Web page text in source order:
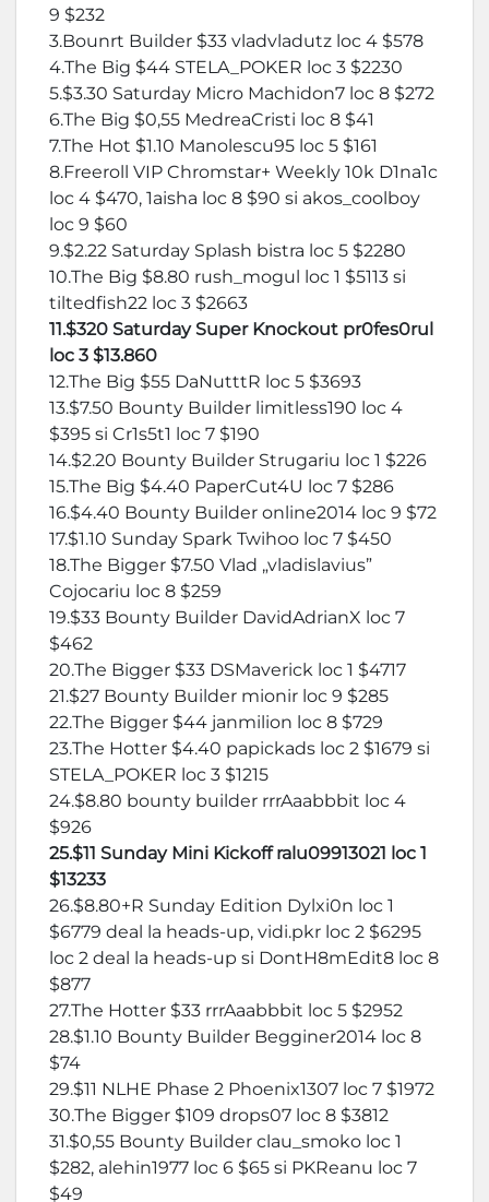
9 $232
3.Bounrt Builder $33 vladvladutz loc 4 $578
4.The Big $44 STELA_POKER loc 3 $2230
5.$3.30 Saturday Micro Machidon7 loc 8 $272
6.The Big $0,55 MedreaCristi loc 8 $41
7.The Hot $1.10 Manolescu95 loc 5 $161
8.Freeroll VIP Chromstar+ Weekly 10k D1na1c
loc 4 $470, 1aisha loc 8 $90 si akos_coolboy
loc 9 $60
9.$2.22 Saturday Splash bistra loc 5 $2280
10.The Big $8.80 rush_mogul loc 1 $5113 si
tiltedfish22 loc 3 $2663
11.$320 Saturday Super Knockout pr0fes0rul
loc 3 $13.860
12.The Big $55 DaNutttR loc 5 $3693
13.$7.50 Bounty Builder limitless190 loc 4
$395 si Cr1s5t1 loc 7 $190
14.$2.20 Bounty Builder Strugariu loc 1 $226
15.The Big $4.40 PaperCut4U loc 7 $286
16.$4.40 Bounty Builder online2014 loc 9 $72
17.$1.10 Sunday Spark Twihoo loc 7 $450
18.The Bigger $7.50 Vlad „vladislavius”
Cojocariu loc 8 $259
19.$33 Bounty Builder DavidAdrianX loc 7
$462
20.The Bigger $33 DSMaverick loc 1 $4717
21.$27 Bounty Builder mionir loc 9 $285
22.The Bigger $44 janmilion loc 8 $729
23.The Hotter $4.40 papickads loc 2 $1679 si
STELA_POKER loc 3 $1215
24.$8.80 bounty builder rrrAaabbbit loc 4
$926
25.$11 Sunday Mini Kickoff ralu09913021 loc 1
$13233
26.$8.80+R Sunday Edition Dylxi0n loc 1
$6779 deal la heads-up, vidi.pkr loc 2 $6295
loc 2 deal la heads-up si DontH8mEdit8 loc 8
$877
27.The Hotter $33 rrrAaabbbit loc 5 $2952
28.$1.10 Bounty Builder Begginer2014 loc 8
$74
29.$11 NLHE Phase 2 Phoenix1307 loc 7 $1972
30.The Bigger $109 drops07 loc 8 $3812
31.$0,55 Bounty Builder clau_smoko loc 1
$282, alehin1977 loc 6 $65 si PKReanu loc 7
$49